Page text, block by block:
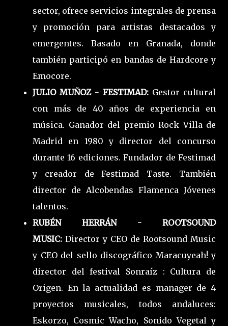
sector, ofrece servicios integrales de prensa
y promoción para artistas destacados y
emergentes. Basado en Granada, donde
también participó en bandas de Hardcore y
Emocore.
JULIO MUÑOZ - FESTIMAD: Gestor cultural
con más de 40 años de experiencia en
música. Ganador del premio Rock Villa de
Madrid en 1980 y director del concurso
durante 16 ediciones. Fundador de Festimad
y creador de Festimad Taste. También
director de Alcobendas Flamenca Jóvenes
talentos.
RUBÉN HERRÁN - ROOTSOUND
MUSIC: Director y CEO de Rootsound Music
y CEO del sello discográfico Maracuyeah! y
director del festival Sonraíz : Cultura de
Origen. En la actualidad es manager de 4
proyectos musicales, todos andaluces:
Eskorzo, Cosmic Wacho, Sonido Vegetal y